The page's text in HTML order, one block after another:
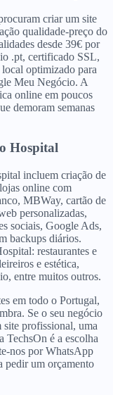
criar um site
qualidade-preço do
desde 39€ por
.pt, certificado SSL,
optimizado para
Meu Negócio. A
online em poucos
demoram semanas
Hospital
incluem criação de
online com
MBWay, cartão de
personalizadas,
sociais, Google Ads,
backups diários.
restaurantes e
e estética,
entre muitos outros.
em todo o Portugal,
Se o seu negócio
profissional, uma
é a escolha
nos por WhatsApp
pedir um orçamento